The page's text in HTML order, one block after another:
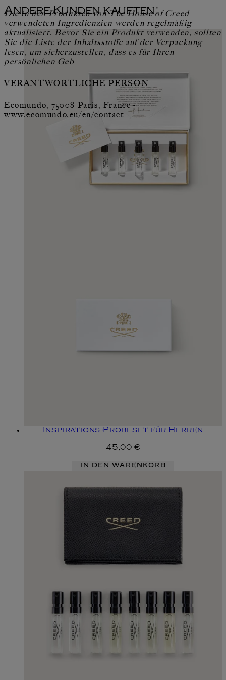
Die in den Produkten von The House of Creed
verwendeten Ingredienzien werden regelmäßig
aktualisiert. Bevor Sie ein Produkt verwenden, sollten
Sie die Liste der Inhaltsstoffe auf der Verpackung
lesen, um sicherzustellen, dass es für Ihren
persönlichen Geb
VERANTWORTLICHE PERSON
Ecomundo, 75008 Paris, France -
www.ecomundo.eu/en/contact
Andere Kunden kauften:
Inspirations-Probeset für Herren
45,00 €
IN DEN WARENKORB